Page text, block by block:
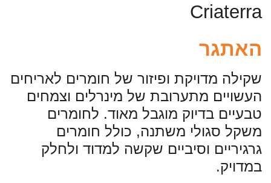
Criaterra
האתגר
שקילה מדויקת ופיזור של חומרים לאריחים
העשויים מתערובת של מינרלים וצמחים
טבעיים בדיוק מוגבל מאוד. לחומרים
משקל סגולי משתנה, כולל חומרים
גרגיריים וסיביים שקשה למדוד ולחלק
במדויק.